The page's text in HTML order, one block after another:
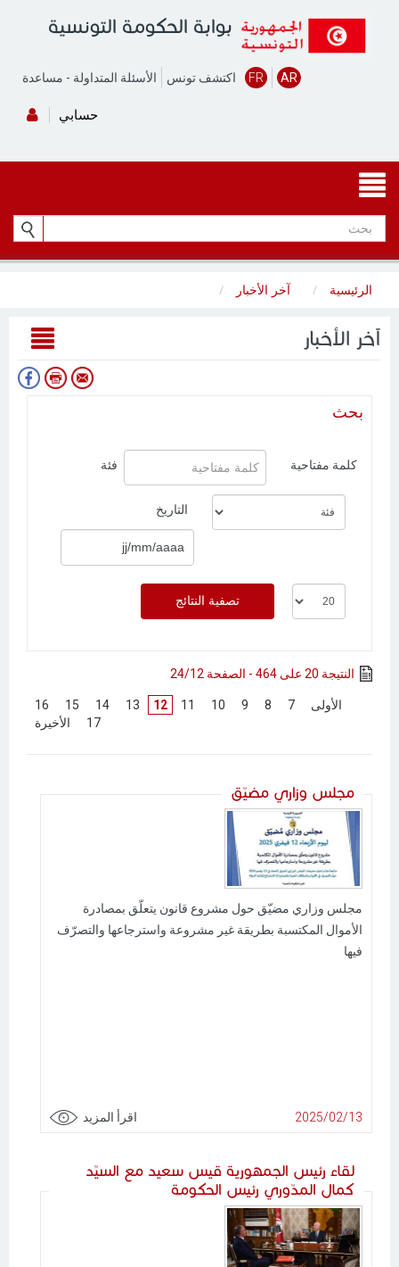
بوابة الحكومة التونسية
الأسئلة المتداولة - مساعدة اكتشف تونس FR AR
حسابي
الرئيسية آخر الأخبار
آخر الأخبار
بحث
كلمة مفتاحية فئة
التاريخ
النتيجة 20 على 464 - الصفحة 24/12
الأولى 7
8
9
10
11
12
13
14
15
16
17 الأخيرة
مجلس وزاري مضيّق
مجلس وزاري مضيّق حول مشروع قانون يتعلّق بمصادرة
الأموال المكتسبة بطريقة غير مشروعة واسترجاعها والتصرّف
فيها
2025/02/13 اقرأ المزيد
لقاء رئيس الجمهورية قيس سعيد مع السيّد
كمال المدّوري رئيس الحكومة